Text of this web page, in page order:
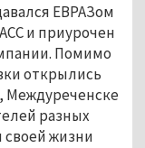
ЕВРАЗом
и приурочен
Помимо
открылись
Междуреченске
разных
своей жизни